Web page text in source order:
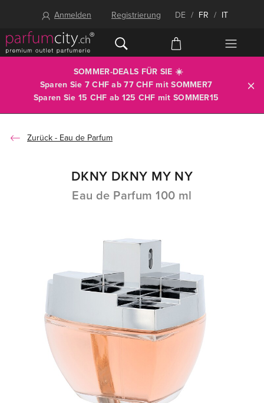
Anmelden Registrierung DE / FR / IT
SOMMER-DEALS FÜR SIE ☀️
Sparen Sie 7 CHF ab 77 CHF mitSOMMER7
Sparen Sie 15 CHF ab 125 CHF mit SOMMER15
Eau de Parfum
DKNY DKNY MY NY
Eau de Parfum 100 ml